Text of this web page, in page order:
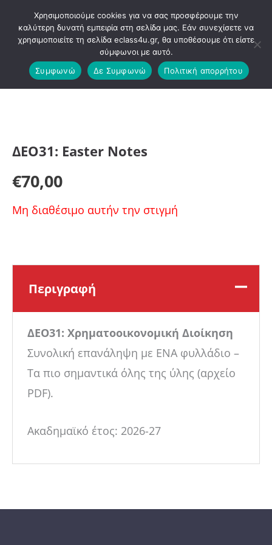
Μετάβαση
περιεχόμενο
ΔΕΟ31: Easter Notes
€70,00
Μη διαθέσιμο αυτήν την στιγμή
Περιγραφή
ΔΕΟ31: Χρηματοοικονομική Διοίκηση
Συνολική επανάληψη με ΕΝΑ φυλλάδιο –
Τα πιο σημαντικά όλης της ύλης (αρχείο
PDF).
Ακαδημαϊκό έτος: 2026-27
Χρησιμοποιούμε cookies για να σας προσφέρουμε την
καλύτερη δυνατή εμπειρία στη σελίδα μας. Εάν συνεχίσετε να
χρησιμοποιείτε τη σελίδα eclass4u.gr, θα υποθέσουμε ότι είστε
σύμφωνοι με αυτό.
Συμφωνώ
Δε Συμφωνώ Πολιτική απορρήτου